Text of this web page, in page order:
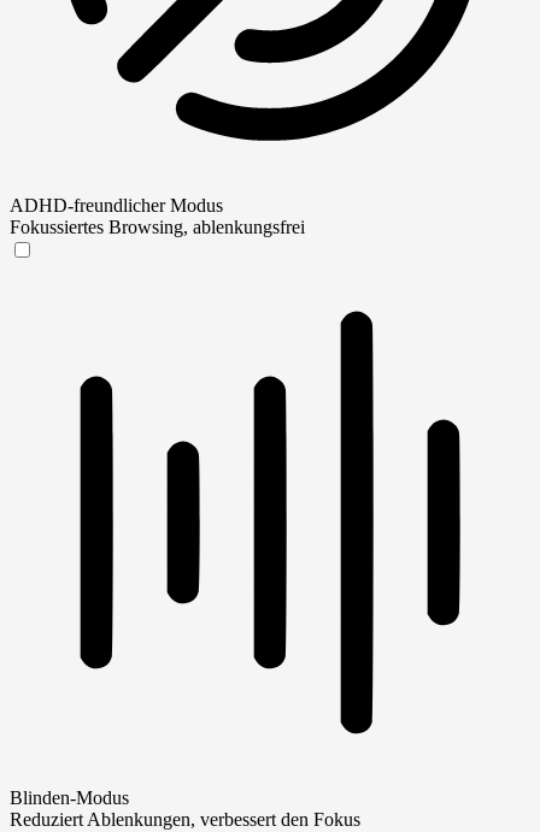
ADHD-freundlicher Modus
Fokussiertes Browsing, ablenkungsfrei
Blinden-Modus
Reduziert Ablenkungen, verbessert den Fokus